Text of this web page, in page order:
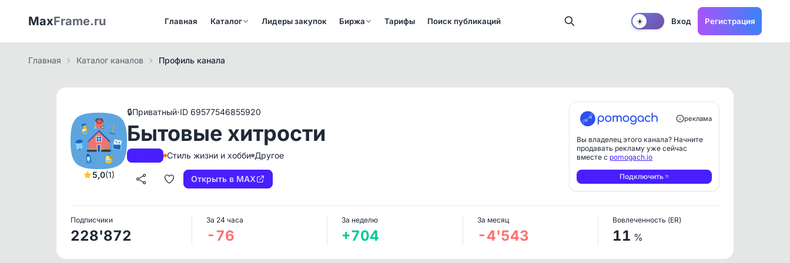
MaxFrame.ru Главная Каталог Лидеры закупок Биржа Тарифы Поиск публикаций ☀️ Вход Регистрация
Главная Каталог каналов Профиль канала
5,0(1)
🔒Приватный·ID 69577546855920
Бытовые хитрости
Стиль жизни и хобби Другое
Открыть в MAX
реклама
Вы владелец этого канала? Начните
продавать рекламу уже сейчас
вместе с pomogach.io
Подключить
Подписчики
228'872
За 24 часа
-76
За неделю
+704
За месяц
-4'543
Вовлеченность (ER)
11 %